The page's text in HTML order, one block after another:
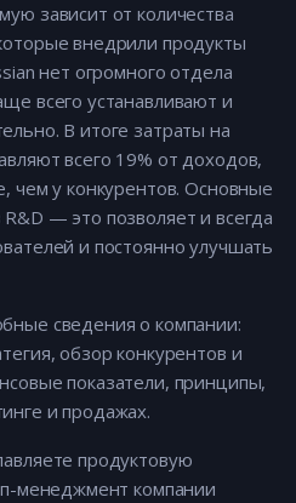
зависит от количества
внедрили продукты
нет огромного отдела
всего устанавливают и
В итоге затраты на
всего 19% от доходов,
чем у конкурентов. Основные
— это позволяет и всегда
и постоянно улучшать
сведения о компании:
обзор конкурентов и
показатели, принципы,
и продажах.
продуктовую
менеджмент компании